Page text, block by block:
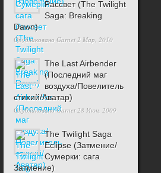
Рассвет (The Twilight
Saga: Breaking
Dawn)
Опубликовано Garnet2 Мар, 2010
The Last Airbender
(Последний маг
воздуха/Повелитель
стихий/Аватар)
ОпубликованоGarnet28 Июн, 2009
The Twilight Saga
Eclipse (Затмение/
Сумерки: сага
Затмение)